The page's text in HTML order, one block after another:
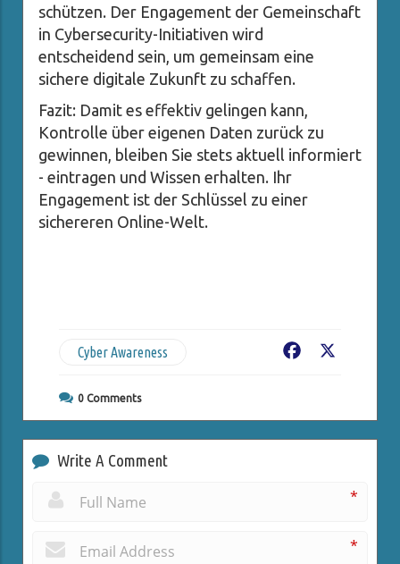
schützen. Der Engagement der Gemeinschaft
in Cybersecurity-Initiativen wird
entscheidend sein, um gemeinsam eine
sichere digitale Zukunft zu schaffen.
Fazit: Damit es effektiv gelingen kann,
Kontrolle über eigenen Daten zurück zu
gewinnen, bleiben Sie stets aktuell informiert
- eintragen und Wissen erhalten. Ihr
Engagement ist der Schlüssel zu einer
sichereren Online-Welt.
Cyber Awareness Facebook
0 Comments
Write A Comment
*
*